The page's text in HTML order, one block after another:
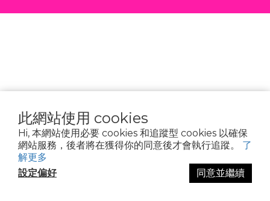
此網站使用 cookies
Hi, 本網站使用必要 cookies 和追蹤型 cookies 以確保
網站服務，後者將在獲得你的同意後才會執行追蹤。 了
解更多
設定偏好
同意並繼續